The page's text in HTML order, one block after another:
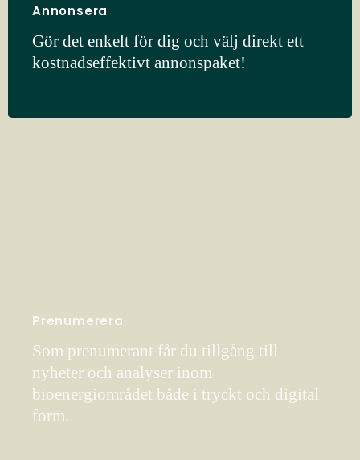
Annonsera
Gör det enkelt för dig och välj direkt ett
kostnadseffektivt annonspaket!
Prenumerera
Som prenumerant får du tillgång till
nyheter och analyser inom
bioenergiområdet både i tryckt och digital
form.